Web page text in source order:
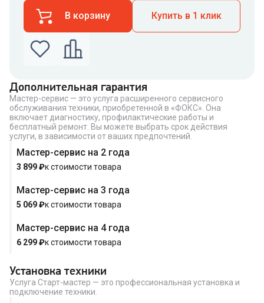
В корзину Купить в 1 клик
Введите номер телефона по которому можно
связаться с вами
Номер телефона
Купить в 1 клик
Дополнительная гарантия
Мастер-сервис — это услуга расширенного сервисного
обслуживания техники, приобретенной в «ФОКС». Она
включает диагностику, профилактические работы и
бесплатный ремонт. Вы можете выбрать срок действия
услуги, в зависимости от ваших предпочтений.
Мастер-сервис на 2 года
3 899₽к стоимости товара
Мастер-сервис на 3 года
5 069₽к стоимости товара
Мастер-сервис на 4 года
6 299₽к стоимости товара
Установка техники
Услуга Старт-мастер — это профессиональная установка и
подключение техники.